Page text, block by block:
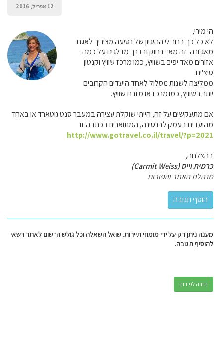
12 אפריל, 2016
הי מירי,
לא כל כך ברור לי ההיגיון של נסיעה מציריך לאגם
מאג'ורה. זה מאד רחוק ובדרך מדלגים על כמה
אזורים מאד יפים בשוויץ, כמו מרכז שוויץ וקנטון
טיצ'ינו.
ממליצה לשנות מסלול לאחד היעדים הקרובים
יותר בשוויץ, כמו מרכז או מזרח שוויץ.
אם מתעקשים על זה, הייתי שוקלת עצירה במעבר סנט גוטארד או באחד
מהיעדים בעמק לבנטינה, המתוארים בכתבה זו
http://www.gotravel.co.il/travel/?p=2021
בהצלחה,
כרמית וייס (Carmit Weiss)
מנהלת האתר והפורום
מענה ניתן רק על ידי מומחי תיירות. שואל השאלה וכל גולש הרשום לאתר רשאי
להוסיף תגובה.
חזרה לפורום